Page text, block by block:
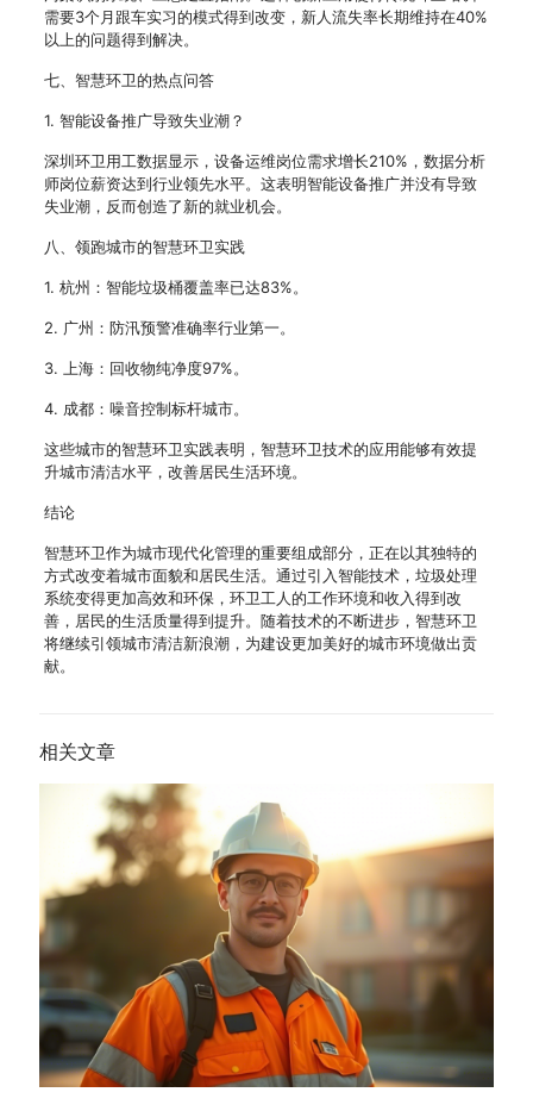
需要3个月跟车实习的模式得到改变，新人流失率长期维持在40%
以上的问题得到解决。
七、智慧环卫的热点问答
1. 智能设备推广导致失业潮？
深圳环卫用工数据显示，设备运维岗位需求增长210%，数据分析
师岗位薪资达到行业领先水平。这表明智能设备推广并没有导致
失业潮，反而创造了新的就业机会。
八、领跑城市的智慧环卫实践
1. 杭州：智能垃圾桶覆盖率已达83%。
2. 广州：防汛预警准确率行业第一。
3. 上海：回收物纯净度97%。
4. 成都：噪音控制标杆城市。
这些城市的智慧环卫实践表明，智慧环卫技术的应用能够有效提
升城市清洁水平，改善居民生活环境。
结论
智慧环卫作为城市现代化管理的重要组成部分，正在以其独特的
方式改变着城市面貌和居民生活。通过引入智能技术，垃圾处理
系统变得更加高效和环保，环卫工人的工作环境和收入得到改
善，居民的生活质量得到提升。随着技术的不断进步，智慧环卫
将继续引领城市清洁新浪潮，为建设更加美好的城市环境做出贡
献。
相关文章